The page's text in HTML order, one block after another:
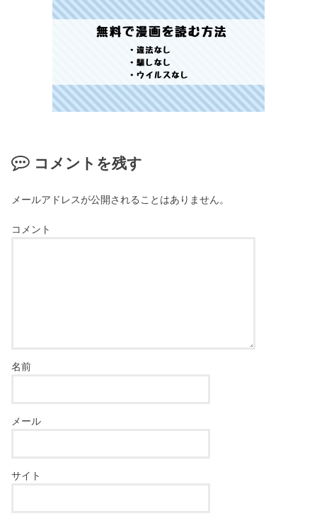
コメントを残す
メールアドレスが公開されることはありません。
コメント
名前
メール
サイト